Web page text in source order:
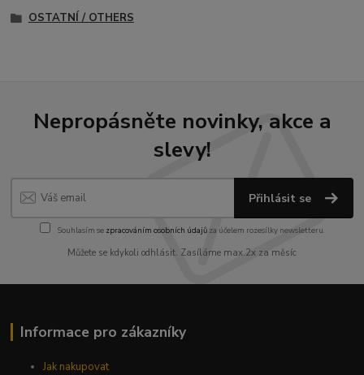
OSTATNÍ / OTHERS
Nepropásněte novinky, akce a
slevy!
Přihlásit se
Souhlasím se zpracováním osobních údajůza účelem rozesílky newsletteru.
Můžete se kdykoli odhlásit. Zasíláme max.2x za měsíc
Informace pro zákazníky
Jak nakupovat